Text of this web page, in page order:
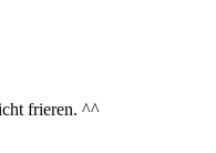
frieren. ^^